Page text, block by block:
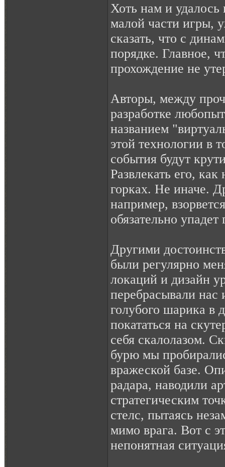
Хоть нам и
малой части игры,
сказать, что с
порядке. Главное,
прохождение не
Авторы, между
разработке
названием
этой технологии в
события будут
Развлекать его,
горках. Не иначе.
например,
обязательно
Другими
были регулярно
локаций и дизайн
перебрасывали нас
голубого шарика в
покататься на
себя скалолазом.
бурю мы
вражеской базе.
радара, наводили
стратегическим
стелс, пытаясь
мимо врага. Вот с
непонятная